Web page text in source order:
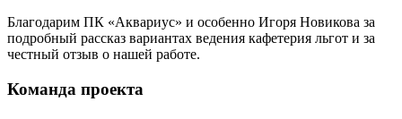
Благодарим ПК «Аквариус» и особенно Игоря Новикова за
подробный рассказ вариантах ведения кафетерия льгот и за
честный отзыв о нашей работе.
Команда проекта